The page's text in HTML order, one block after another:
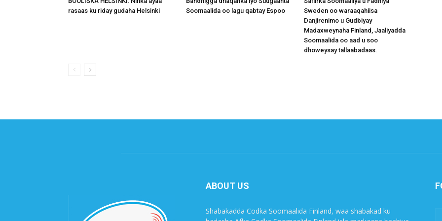
rasaas ku riday gudaha Helsinki
Soomaalida oo lagu qabtay Espoo
Sweden oo waraaqahiisa
Danjirenimo u Gudbiyay
Madaxweynaha Finland, Jaaliyadda
Soomaalida oo aad u soo
dhoweysay tallaabadaas.
ABOUT US
Shabakadda Codka Soomaalida Finland, waa shabakad ku